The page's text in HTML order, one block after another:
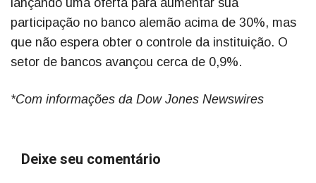
lançando uma oferta para aumentar sua
participação no banco alemão acima de 30%, mas
que não espera obter o controle da instituição. O
setor de bancos avançou cerca de 0,9%.
*Com informações da Dow Jones Newswires
Deixe seu comentário